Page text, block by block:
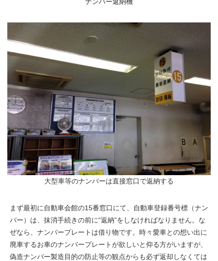
大型車等のナンバーは直接窓口で返納する
まず最初に自動車会館の15番窓口にて、自動車登録番号標（ナン
バー）は、抹消手続きの前に“返納”をしなければなりません。な
ぜなら、ナンバープレートは借り物です。時々愛車との想い出に
廃車するお車のナンバープレートが欲しいと仰る方がいますが、
偽造ナンバー製造目的の防止等の観点からも必ず返却しなくては